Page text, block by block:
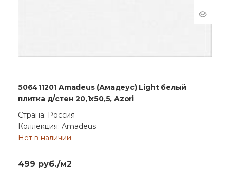
506411201 Amadeus (Амадеус) Light белый
плитка д/стен 20,1х50,5, Azori
Страна: Россия
Коллекция: Amadeus
Нет в наличии
499 руб./м2